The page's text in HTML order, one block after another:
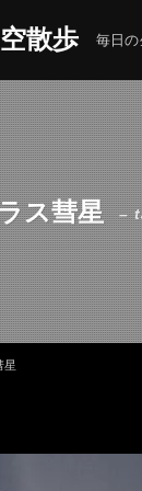
散歩 毎日
ス彗星 –
星